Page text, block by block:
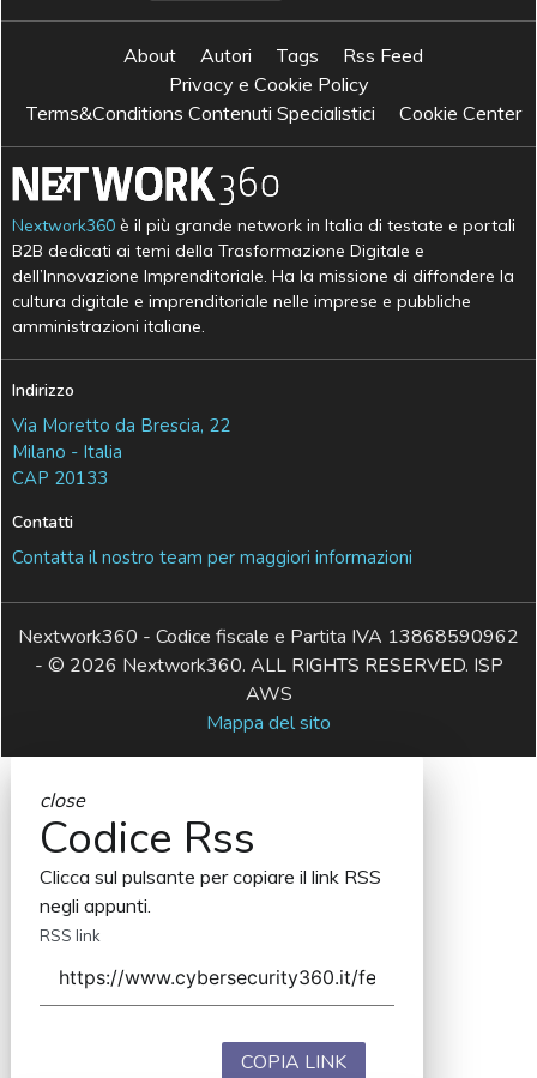
About Autori Tags
Rss Feed
Privacy e Cookie Policy
Terms&Conditions Contenuti Specialistici
Cookie Center
Nextwork360 è il più grande network in Italia di testate e portali
B2B dedicati ai temi della Trasformazione Digitale e
dell’Innovazione Imprenditoriale. Ha la missione di diffondere la
cultura digitale e imprenditoriale nelle imprese e pubbliche
amministrazioni italiane.
Indirizzo
Via Moretto da Brescia, 22
Milano - Italia
CAP 20133
Contatti
Contatta il nostro team per maggiori informazioni
Nextwork360 - Codice fiscale e Partita IVA 13868590962
- © 2026 Nextwork360. ALL RIGHTS RESERVED. ISP
AWS
Mappa del sito
close
Codice Rss
Clicca sul pulsante per copiare il link RSS
negli appunti.
RSS link
COPIA LINK